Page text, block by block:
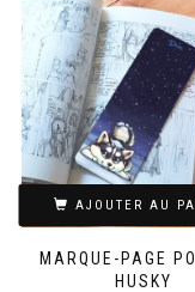
MARQUE-PAGE
HUSKY
AJOUTER AU